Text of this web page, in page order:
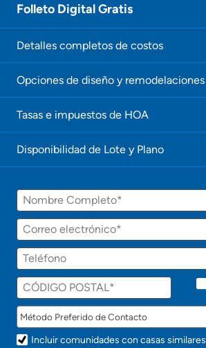
n
e
e
c
t
r
á
r
n
t
!
Folleto Digital Gratis
Detalles completos de costos
Opciones de diseño y remodelaciones
Tasas e impuestos de HOA
Disponibilidad de Lote y Plano
Nombre
Correo
electrónico
Teléfono
Incluir comunidades con casas similares